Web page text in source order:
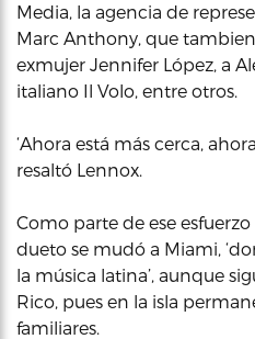
Media, la agencia de
Marc Anthony, que
exmujer Jennifer López, a
italiano Il Volo, entre otros.
‘Ahora está más cerca,
resaltó Lennox.
Como parte de ese
dueto se mudó a Miami,
la música latina’, aunque
Rico, pues en la isla
familiares.